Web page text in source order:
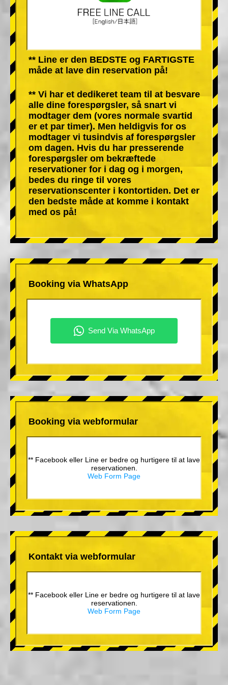
** Line er den BEDSTE og FARTIGSTE
måde at lave din reservation på!
** Vi har et dedikeret team til at besvare
alle dine forespørgsler, så snart vi
modtager dem (vores normale svartid
er et par timer). Men heldigvis for os
modtager vi tusindvis af forespørgsler
om dagen. Hvis du har presserende
forespørgsler om bekræftede
reservationer for i dag og i morgen,
bedes du ringe til vores
reservationscenter i kontortiden. Det er
den bedste måde at komme i kontakt
med os på!
Booking via WhatsApp
Booking via webformular
** Facebook eller Line er bedre og hurtigere til at lave
reservationen.
Web Form Page
Kontakt via webformular
** Facebook eller Line er bedre og hurtigere til at lave
reservationen.
Web Form Page